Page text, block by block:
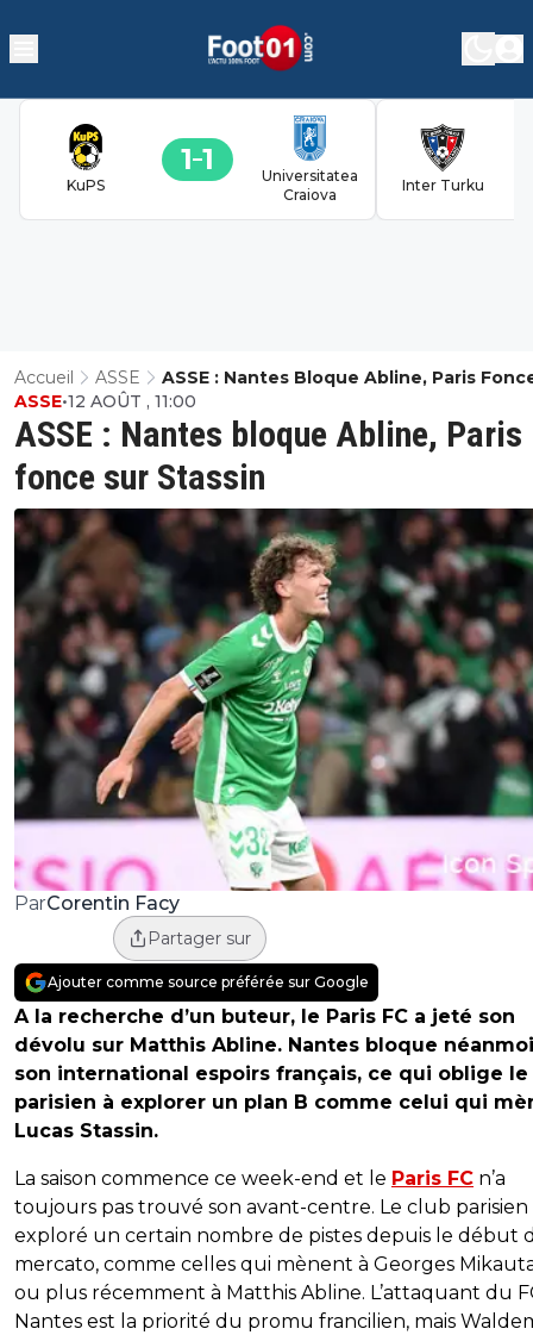
KuPS
1 1
Universitatea
Craiova
Inter Turku
Accueil ASSE
ASSE : Nantes Bloque Abline, Paris
Stassin
ASSE : Nantes bloque Abline, Paris
fonce sur Stassin
ASSE•12 AOÛT , 11:00
ParCorentin Facy
Partager sur
Ajouter comme source préférée sur Google
A la recherche d’un buteur, le Paris FC a jeté son
dévolu sur Matthis Abline. Nantes bloque
son international espoirs français, ce qui oblige
parisien à explorer un plan B comme celui qui
Lucas Stassin.
La saison commence ce week-end et le Paris FC n’a
toujours pas trouvé son avant-centre. Le club parisien
exploré un certain nombre de pistes depuis le début
mercato, comme celles qui mènent à Georges
ou plus récemment à Matthis Abline. L’attaquant du
Nantes est la priorité du promu francilien, mais